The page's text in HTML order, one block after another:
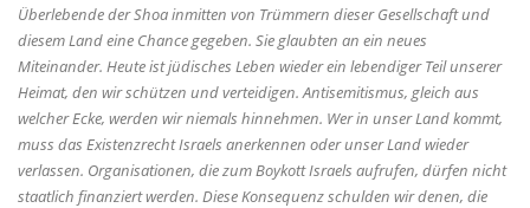
Überlebende der Shoa inmitten von Trümmern dieser Gesellschaft und
diesem Land eine Chance gegeben. Sie glaubten an ein neues
Miteinander. Heute ist jüdisches Leben wieder ein lebendiger Teil unserer
Heimat, den wir schützen und verteidigen. Antisemitismus, gleich aus
welcher Ecke, werden wir niemals hinnehmen. Wer in unser Land kommt,
muss das Existenzrecht Israels anerkennen oder unser Land wieder
verlassen. Organisationen, die zum Boykott Israels aufrufen, dürfen nicht
staatlich finanziert werden. Diese Konsequenz schulden wir denen, die